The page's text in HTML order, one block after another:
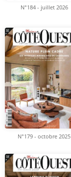
N°184 - juillet 2026
N°179 - octobre 2025